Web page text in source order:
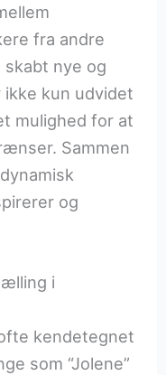
fra andre
skabt nye og
kun udvidet
mulighed for at
Sammen
og
i
kendetegnet
som “Jolene”